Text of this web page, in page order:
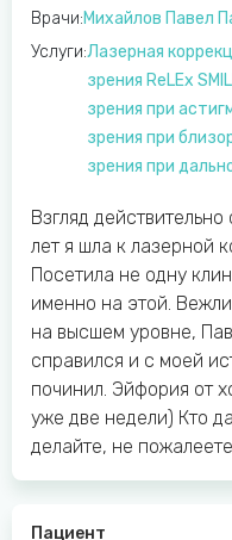
Врачи:Михайлов Павел
Услуги:Лазерная
зрения ReLEx
зрения при
зрения при
зрения при
Взгляд
лет я шла к лазерной
Посетила не одну
именно на этой.
на высшем уровне,
справился и с моей
починил. Эйфория от
уже две недели) Кто
делайте, не
Пациент